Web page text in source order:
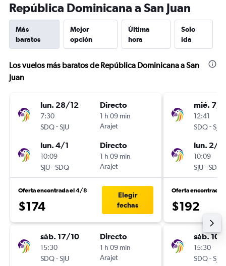
República Dominicana a San Juan
Más
baratos
Mejor
opción
Última
hora
Solo
ida
Los vuelos más baratos de República Dominicana a San
Juan
lun. 28/12
7:30
SDQ-SJU
Directo
1 h 09 min
Arajet
lun. 4/1
10:09
SJU-SDQ
Directo
1 h 09 min
Arajet
Oferta encontrada el 4/8
$174
Elegir
fechas
sáb. 17/10
15:30
SDQ-SJU
Directo
1 h 09 min
Arajet
mié. 7/
12:41
SDQ-SJU
lun. 2/11
10:09
SJU-SDQ
Oferta encontrada
$192
sáb. 10/
15:30
SDQ-SJU